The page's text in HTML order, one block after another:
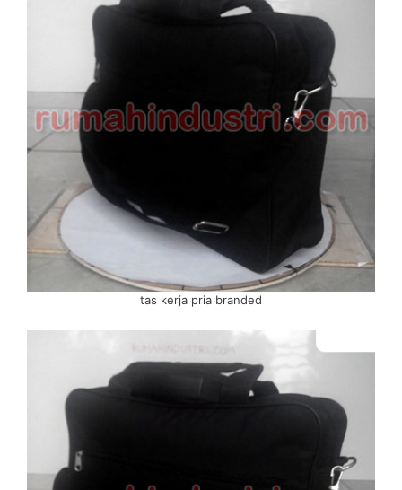
tas kerja pria branded